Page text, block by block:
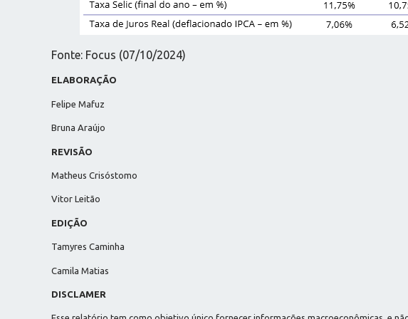
Fonte: Focus (07/10/2024)
ELABORAÇÃO
Felipe Mafuz
Bruna Araújo
REVISÃO
Matheus Crisóstomo
Vitor Leitão
EDIÇÃO
Tamyres Caminha
Camila Matias
DISCLAMER